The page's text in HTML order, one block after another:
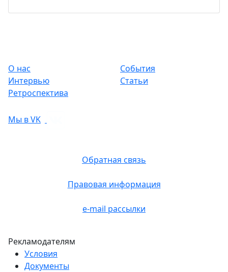
О нас
События
Интервью
Статьи
Ретроспектива
Мы в VK
Рекламодателям
Условия
Документы
Обратная связь
Правовая информация
e-mail рассылки